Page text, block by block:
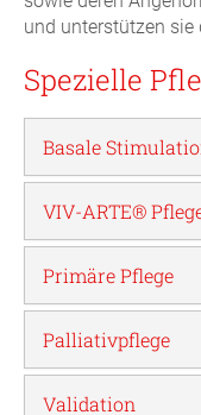
und unterstützen sie
Spezielle
Basale
VIV-ARTE®
Primäre Pflege
Palliativpflege
Validation